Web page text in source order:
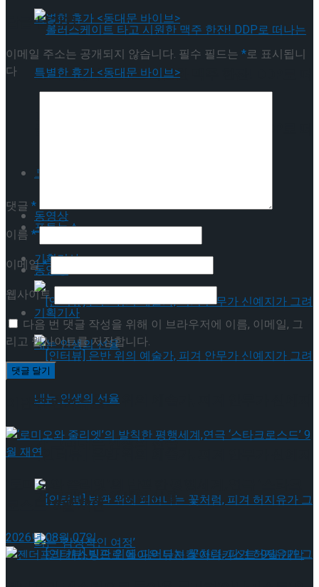
롤러스케이트 타고 시원한 맥주 한잔! DDP로 떠
포토뉴스
동영상
기획기사
[인터뷰] 은반 위의 예술가, 피겨 안무가 신예지
가 그려내는 인생의 선율
나는 특별한 휴가 <동대문 바이브>
포토뉴스
동영상
기획기사
[인터뷰] 은반 위의 예술가, 피겨 안무가 신예지
가 그려내는 인생의 선율
답글 남기기
이메일 주소는 공개되지 않습니다. 필수 필드는 *로 표시됩니
다
댓글 *
이름 *
이메일*
웹사이트
다음 번 댓글 작성을 위해 이 브라우저에 이름, 이메일, 그
리고 웹사이트를 저장합니다.
이번주 인기뉴스
‘로미오와 줄리엣’의 발칙한 평행세계,연극 ‘스타크
로스드’ 9월 재연
2026년 08월 07일